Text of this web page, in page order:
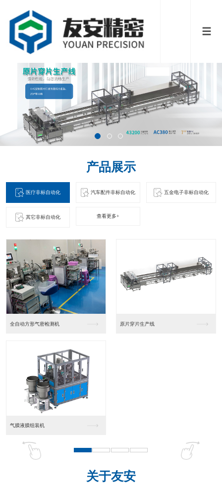
产品展示
医疗非标自动化 汽车配件非标自动化 五金电子非标自动化
其它非标自动化 查看更多+
全自动方形气密检测机 原片穿片生产线
气膜液膜组装机
关于友安